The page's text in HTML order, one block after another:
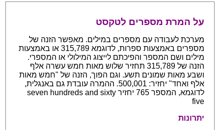
על המרת מספרים לטקסט
מערכת לעבודה עם מספרים במילים. מאפשר הזנה של
מספרים באמצעות ספרות, לדוגמא 315,789 או באמצעות
מילים ושם המספר והפיכתם לייצוג המילולי או המספרי.
הזנה של 315,789 תחזיר שלוש מאות חמש עשרה אלף
ושבע מאות שמונים תשע. וגם הפוך, הזנה של "חמש מאות
אלף ואחד" יחזיר: 500,001. ההמרה עובדת גם באנגלית,
לדוגמא, המספר 765 יחזיר seven hundreds and sixty
five
יתרונות